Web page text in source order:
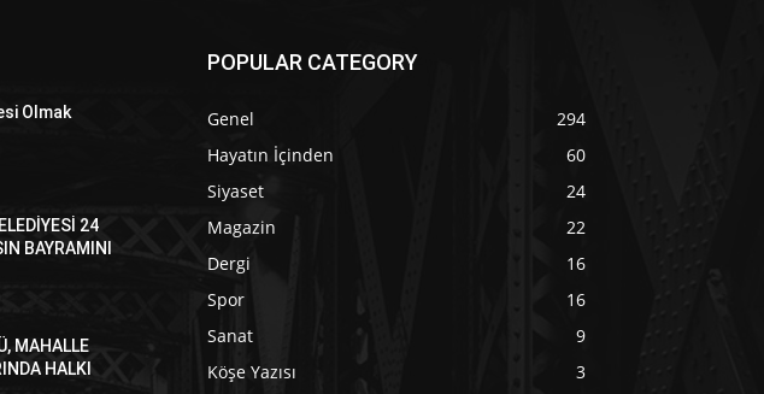
Olmak
24
BAYRAMINI
MAHALLE
HALKI
POPULAR CATEGORY
Genel
294
Hayatın İçinden
60
Siyaset
24
Magazin
22
Dergi
16
Spor
16
Sanat
9
Köşe Yazısı
3